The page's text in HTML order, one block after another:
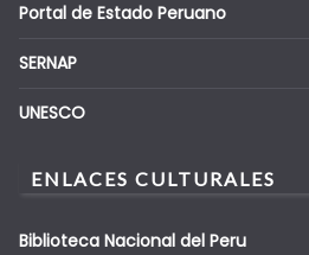
Portal de Estado Peruano
SERNAP
UNESCO
ENLACES CULTURALES
Biblioteca Nacional del Peru